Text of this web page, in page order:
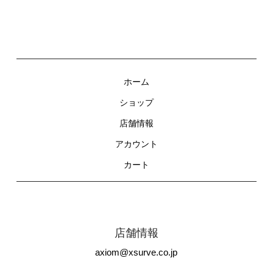
ホーム
ショップ
店舗情報
アカウント
カート
店舗情報
axiom@xsurve.co.jp